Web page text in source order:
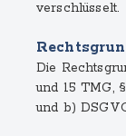
verschlüsselt.
Die
und 15 TMG,
und b)